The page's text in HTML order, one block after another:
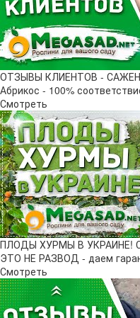
ОТЗЫВЫ КЛИЕНТОВ -
Абрикос - 100%
Смотреть
ПЛОДЫ ХУРМЫ В УКРАИНЕ!
ЭТО НЕ РАЗВОД - даем
Смотреть